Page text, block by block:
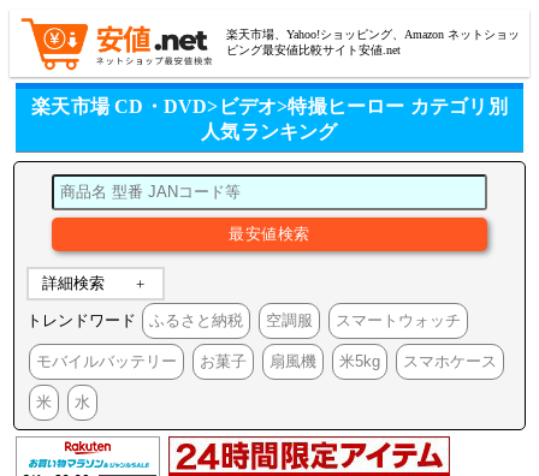
楽天市場、Yahoo!ショッピング、Amazon ネットショッ
ピング最安値比較サイト安値.net
楽天市場 CD・DVD>ビデオ>特撮ヒーロー カテゴリ別
人気ランキング
詳細検索
トレンドワード ふるさと納税 空調服 スマートウォッチ
モバイルバッテリー お菓子 扇風機 米5kg スマホケース
米 水